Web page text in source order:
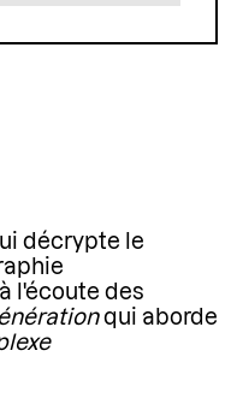
décrypte le
l'écoute des
qui aborde